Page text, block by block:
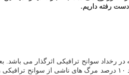
سوانح ترافیكی اثرگذار می باشد.
دلیل بیش از دو سوم مرگ هاست، توجه به آن در اولویت است، یا مثلا نقش خودرو به تنهایی یا در